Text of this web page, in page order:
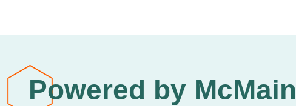
Powered by McMain